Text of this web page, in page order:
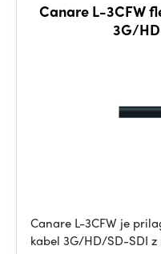
Canare L-3CFW
3G/
Canare L-3CFW je
kabel 3G/HD/SD-SDI z